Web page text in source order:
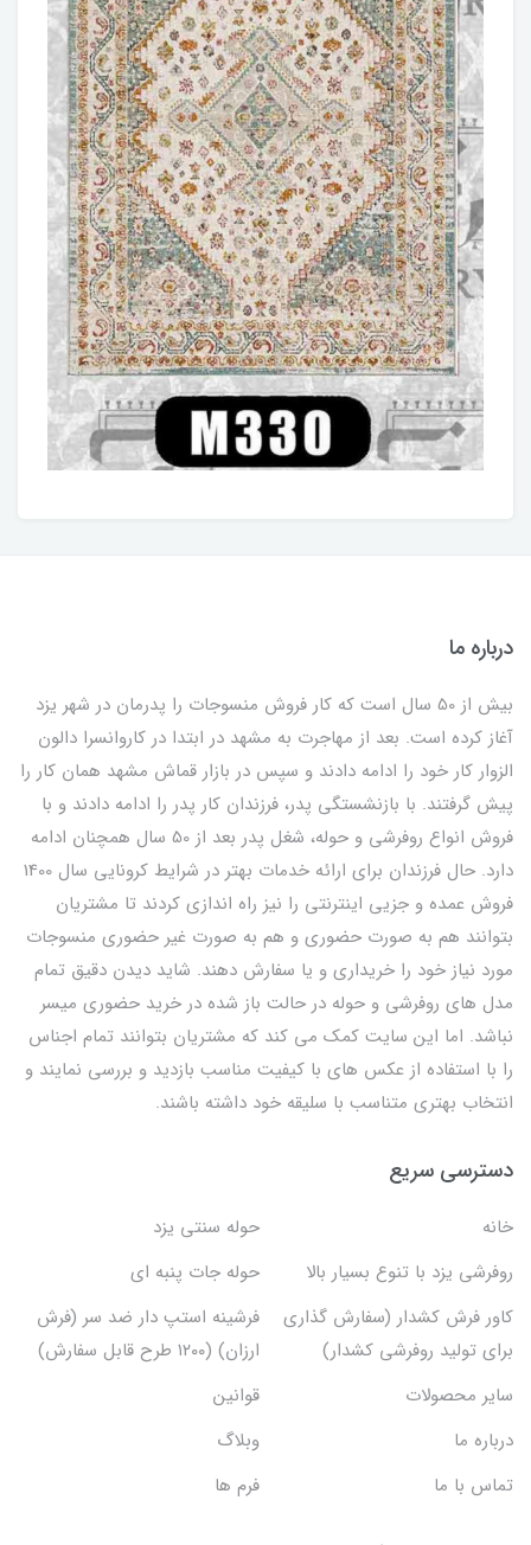
درباره ما
بیش از 50 سال است که کار فروش منسوجات را پدرمان در شهر یزد
آغاز کرده است. بعد از مهاجرت به مشهد در ابتدا در کاروانسرا دالون
الزوار کار خود را ادامه دادند و سپس در بازار قماش مشهد همان کار را
پیش گرفتند. با بازنشستگی پدر، فرزندان کار پدر را ادامه دادند و با
فروش انواع روفرشی و حوله، شغل پدر بعد از 50 سال همچنان ادامه
دارد. حال فرزندان برای ارائه خدمات بهتر در شرایط کرونایی سال 1400
فروش عمده و جزیی اینترنتی را نیز راه اندازی کردند تا مشتریان
بتوانند هم به صورت حضوری و هم به صورت غیر حضوری منسوجات
مورد نیاز خود را خریداری و یا سفارش دهند. شاید دیدن دقیق تمام
مدل های روفرشی و حوله در حالت باز شده در خرید حضوری میسر
نباشد. اما این سایت کمک می کند که مشتریان بتوانند تمام اجناس
را با استفاده از عکس های با کیفیت مناسب بازدید و بررسی نمایند و
انتخاب بهتری متناسب با سلیقه خود داشته باشند.
دسترسی سریع
خانه
حوله سنتی یزد
روفرشی یزد با تنوع بسیار بالا
حوله جات پنبه ای
کاور فرش کشدار (سفارش گذاری
برای تولید روفرشی کشدار)
فرشینه استپ دار ضد سر (فرش
ارزان) (۱۲۰۰ طرح قابل سفارش)
سایر محصولات
قوانین
درباره ما
وبلاگ
تماس با ما
فرم ها